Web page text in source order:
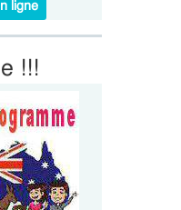
ligne
!!!